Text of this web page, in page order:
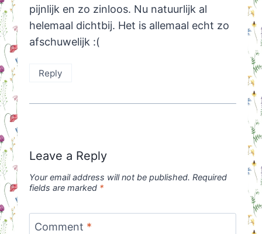
pijnlijk en zo zinloos. Nu natuurlijk al
helemaal dichtbij. Het is allemaal echt zo
afschuwelijk :(
Reply
Leave a Reply
Your email address will not be published. Required
fields are marked *
Comment *